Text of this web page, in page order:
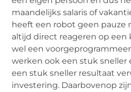
maandelijks salaris of
heeft een robot geen pauze
altijd direct reageren op een
wel een
werken ook een stuk sneller
een stuk sneller resultaat
investering. Daarbovenop